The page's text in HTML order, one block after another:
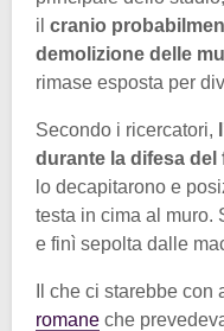
il cranio
demolizione delle
rimase esposta per
Secondo i ricercatori,
durante la difesa del
lo decapitarono e
testa in cima al muro.
e finì sepolta dalle
Il che ci starebbe
romane che